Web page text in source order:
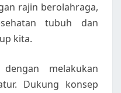
rajin berolahraga,
tubuh dan
kita.
melakukan
Dukung konsep